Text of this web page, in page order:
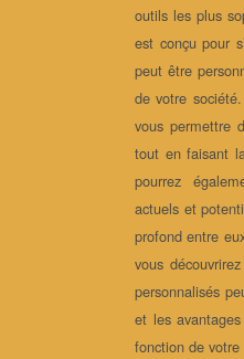
outils les plus
est conçu pour
peut être
de votre
vous permettre
tout en faisant
pourrez
actuels et
profond entre
vous
personnalisés
et les
fonction de votre